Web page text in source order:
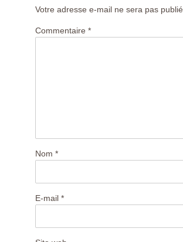
Votre adresse e-mail ne sera pas
Commentaire *
Nom *
E-mail *